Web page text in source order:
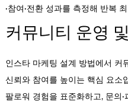
·참여·전환 성과를 측정해 반복
커뮤니티 운영
인스타 마케팅 설계 방법에서 커
신뢰와 참여를 높이는 핵심 요소
팔로워 경험을 표준화하고, 문의·